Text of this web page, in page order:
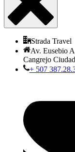
Strada Travel
Av. Eusebio
Cangrejo
+ 507